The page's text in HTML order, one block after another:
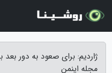
ژاردیم: برای صعود به دور
مجله اینمن